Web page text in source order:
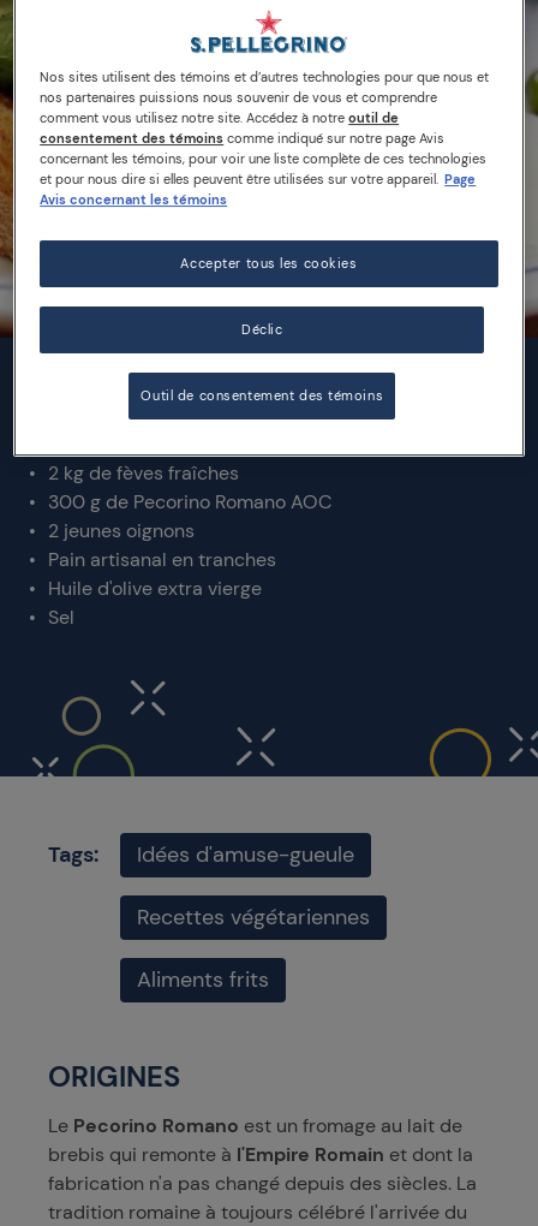
INGRÉDIENTS
2 kg de fèves fraîches
300 g de Pecorino Romano AOC
2 jeunes oignons
Pain artisanal en tranches
Huile d'olive extra vierge
Sel
Tags: Idées d'amuse-gueule
Recettes végétariennes
Aliments frits
ORIGINES
Le Pecorino Romano est un fromage au lait de
brebis qui remonte à l'Empire Romain et dont la
fabrication n'a pas changé depuis des siècles. La
tradition romaine à toujours célébré l'arrivée du
Nos sites utilisent des témoins et d’autres technologies pour que nous et
nos partenaires puissions nous souvenir de vous et comprendre
comment vous utilisez notre site. Accédez à notreoutil de
consentement des témoins comme indiqué sur notre page Avis
concernant les témoins, pour voir une liste complète de ces technologies
et pour nous dire si elles peuvent être utilisées sur votre appareil. Page
Avis concernant les témoins
Déclic
Accepter tous les cookies
Outil de consentement des témoins